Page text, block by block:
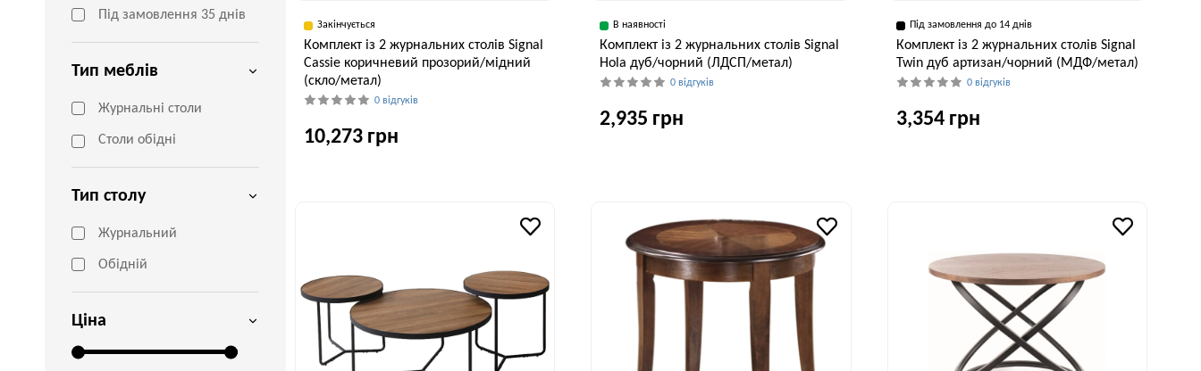
Під замовлення 35 днів
Тип меблів
Журнальні столи
Столи обідні
Тип столу
Журнальний
Обідній
Ціна
Закінчується
Комплект із 2 журнальних столів Signal
Cassie коричневий прозорий/мідний
(скло/метал)
0 відгуків
10,273 грн
38 см
В наявності
Комплект із 2 журнальних столів Signal
Hola дуб/чорний (ЛДСП/метал)
0 відгуків
2,935 грн
Під замовлення до 14 днів
Комплект із 2 журнальних столів Signal
Twin дуб артизан/чорний (МДФ/метал)
0 відгуків
3,354 грн